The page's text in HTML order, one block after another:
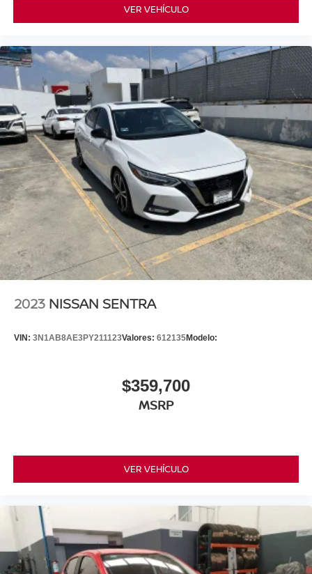
VER VEHÍCULO
2023 NISSAN SENTRA
VIN: 3N1AB8AE3PY211123Valores: 612135Modelo:
$359,700
MSRP
VER VEHÍCULO